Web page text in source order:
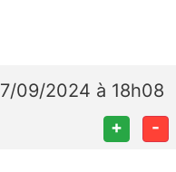
09/2024 à 18h08
+ -